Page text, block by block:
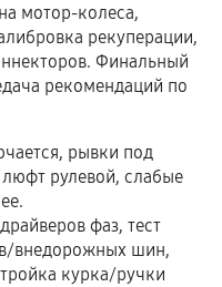
перечнем
комплектующие
оформление
сроки и
мотор-колеса,
рекуперации,
Финальный
рекомендаций по
рывки под
люфт рулевой, слабые
фаз, тест
внедорожных шин,
курка/ручки